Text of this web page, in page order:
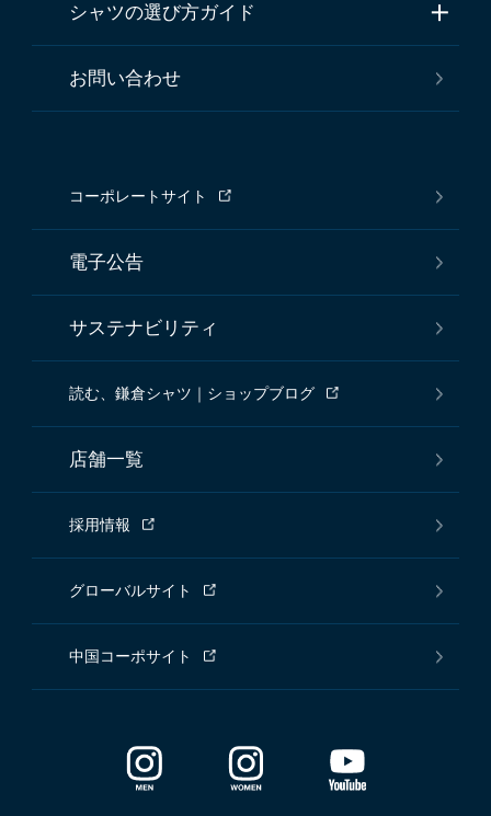
シャツの選び方ガイド
お問い合わせ
コーポレートサイト
電子公告
サステナビリティ
読む、鎌倉シャツ｜ショップブログ
店舗一覧
採用情報
グローバルサイト
中国コーポサイト